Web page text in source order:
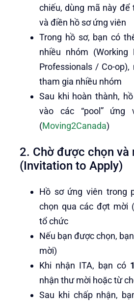
chiếu, dùng mã này để
và điền hồ sơ ứng viên
Trong hồ sơ, bạn có
nhiều nhóm (Working
Professionals / Co-
tham gia nhiều nhóm
Sau khi hoàn thành,
vào các “pool” ứng
(Moving2Canada)
2. Chờ được chọn và
(Invitation to Apply)
Hồ sơ ứng viên trong
chọn qua các đợt mời
tổ chức
Nếu bạn được chọn,
mời)
Khi nhận ITA, bạn có
nhận thư mời hoặc từ
Sau khi chấp nhận,